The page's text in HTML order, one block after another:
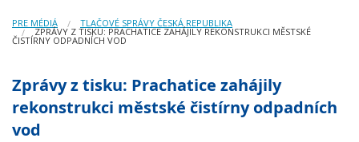
PRE MÉDIÁ TLAČOVÉ SPRÁVY ČESKÁ REPUBLIKA
ZPRÁVY Z TISKU: PRACHATICE ZAHÁJILY REKONSTRUKCI MĚSTSKÉ
ČISTÍRNY ODPADNÍCH VOD
Zprávy z tisku: Prachatice zahájily
rekonstrukci městské čistírny odpadních
vod